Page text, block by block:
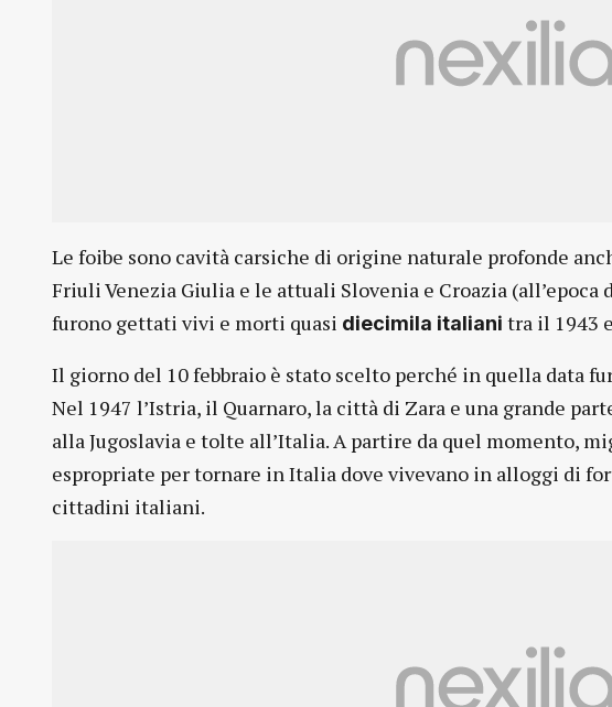
Le foibe sono cavità carsiche di origine naturale profonde
Friuli Venezia Giulia e le attuali Slovenia e Croazia (all’epoca
furono gettati vivi e morti quasi diecimila italiani tra il 1943
Il giorno del 10 febbraio è stato scelto perché in quella data
Nel 1947 l’Istria, il Quarnaro, la città di Zara e una grande
alla Jugoslavia e tolte all’Italia. A partire da quel momento,
espropriate per tornare in Italia dove vivevano in alloggi di
cittadini italiani.